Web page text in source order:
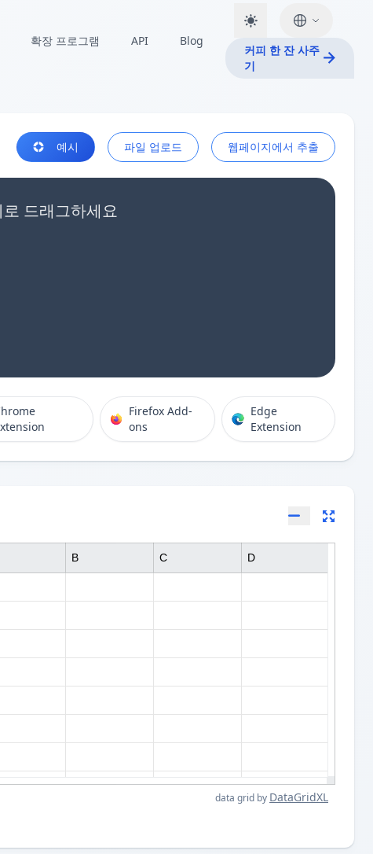
확장 프로그램 API Blog
커피 한 잔 사주
기
예시 파일 업로드 웹페이지에서 추출
드래그하세요
Firefox Add-
ons
Edge
Extension
data grid by DataGridXL
B C D